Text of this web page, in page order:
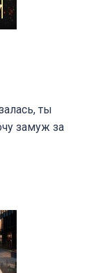
ты
замуж за